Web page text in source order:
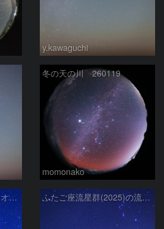
y.kawaguchi
冬の天の川 260119
momonako
木星と冬の大三角・オリオン座と、さくら宇宙公園のパラボラアンテナ ふたご座流星群(2025)の流星と冬の星座、さくら宇宙公園のパラボラアンテナ